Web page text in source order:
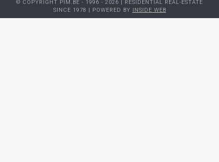
© COPYRIGHT PIM.BE - 1996 - 2026 | RESIDENTIAL REAL-ESTATE
SINCE 1978 | POWERED BY
INSIDE WEB